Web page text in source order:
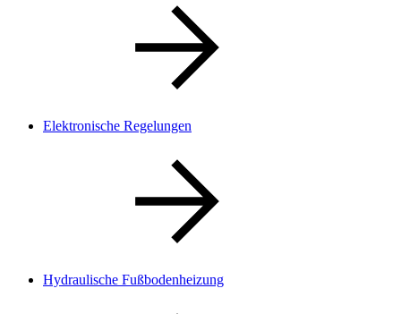
Elektronische Regelungen
Hydraulische Fußbodenheizung